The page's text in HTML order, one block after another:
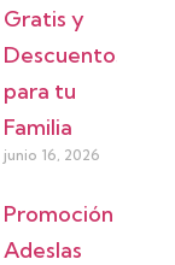
Gratis y
Descuentos
para tu
Familia
junio 16, 2026
Promoción
Adeslas